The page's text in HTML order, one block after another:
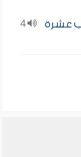
4
عشرة